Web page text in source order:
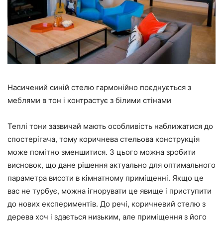
Насичений синій стелю гармонійно поєднується з
меблями в тон і контрастує з білими стінами
Теплі тони зазвичай мають особливість наближатися до
спостерігача, тому коричнева стельова конструкція
може помітно зменшитися. З цього можна зробити
висновок, що дане рішення актуально для оптимального
параметра висоти в кімнатному приміщенні. Якщо це
вас не турбує, можна ігнорувати це явище і приступити
до нових експериментів. До речі, коричневий стелю з
дерева хоч і здається низьким, але приміщення з його